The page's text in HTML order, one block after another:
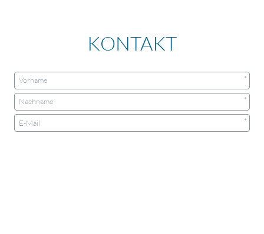
KONTAKT